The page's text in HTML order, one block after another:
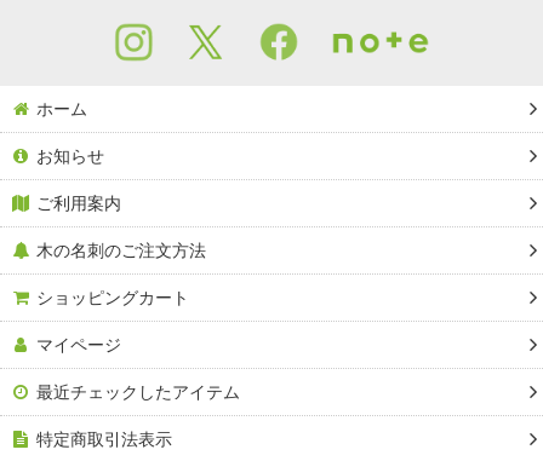
ホーム
お知らせ
ご利用案内
木の名刺のご注文方法
ショッピングカート
マイページ
最近チェックしたアイテム
特定商取引法表示